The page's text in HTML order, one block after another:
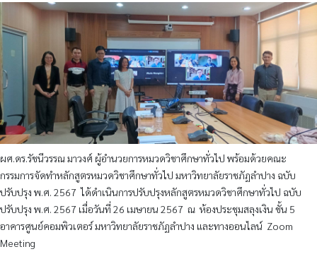
ผศ.ดร.รัชนีวรรณ มาวงศ์ ผู้อำนวยการหมวดวิชาศึกษาทั่วไป พร้อมด้วยคณะ
กรรมการจัดทำหลักสูตรหมวดวิชาศึกษาทั่วไป มหาวิทยาลัยราชภัฏลำปาง ฉบับ
ปรับปรุง พ.ศ. 2567 ได้ดำเนินการปรับปรุงหลักสูตรหมวดวิชาศึกษาทั่วไป ฉบับ
ปรับปรุง พ.ศ. 2567 เมื่อวันที่ 26 เมษายน 2567 ณ ห้องประชุมสลุงเงิน ชั้น 5
อาคารศูนย์คอมพิวเตอร์ มหาวิทยาลัยราชภัฏลำปาง และทางออนไลน์ Zoom
Meeting